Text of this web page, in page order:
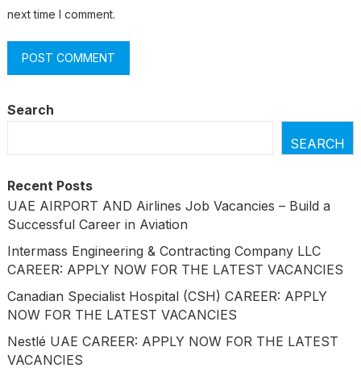
next time I comment.
Search
SEARCH
Recent Posts
UAE AIRPORT AND Airlines Job Vacancies – Build a
Successful Career in Aviation
Intermass Engineering & Contracting Company LLC
CAREER: APPLY NOW FOR THE LATEST VACANCIES
Canadian Specialist Hospital (CSH) CAREER: APPLY
NOW FOR THE LATEST VACANCIES
Nestlé UAE CAREER: APPLY NOW FOR THE LATEST
VACANCIES